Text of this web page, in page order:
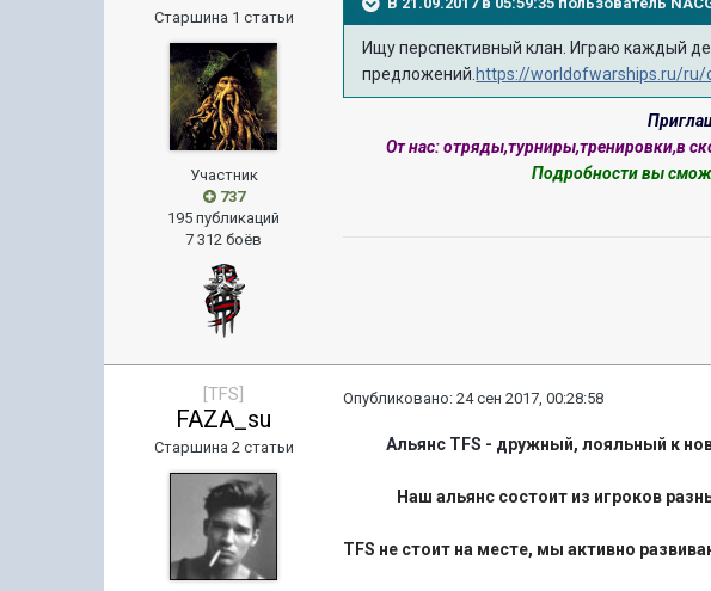
Старшина 1 статьи
Участник
737
195 публикаций
7 312 боёв
Ищу перспективный клан. Играю каждый
предложений. https://worldofwarships.ru/ru/
От нас: отряды,турниры,тренировки,в
Подробности вы
[TFS]
FAZA_su
Старшина 2 статьи
Опубликовано:24 сен 2017, 00:28:58
Альянс TFS - дружный, лояльный к
Наш альянс состоит из игроков
TFS не стоит на месте, мы активно